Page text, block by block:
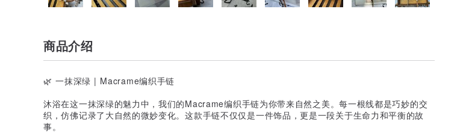
商品介绍
🌿 一抹深绿 | Macrame编织手链
沐浴在这一抹深绿的魅力中，我们的Macrame编织手链为你带来自然之美。每一根线都是巧妙的交
织，仿佛记录了大自然的微妙变化。这款手链不仅仅是一件饰品，更是一段关于生命力和平衡的故
事。